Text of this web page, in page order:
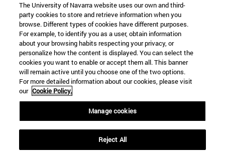
The University of Navarra website uses our own and third-
party cookies to store and retrieve information when you
browse. Different types of cookies have different purposes.
For example, to identify you as a user, obtain information
about your browsing habits respecting your privacy, or
personalize how the content is displayed. You can select the
cookies you want to enable or accept them all. This banner
will remain active until you choose one of the two options.
For more detailed information about our cookies, please visit
our Cookie Policy.
Manage cookies
Reject All